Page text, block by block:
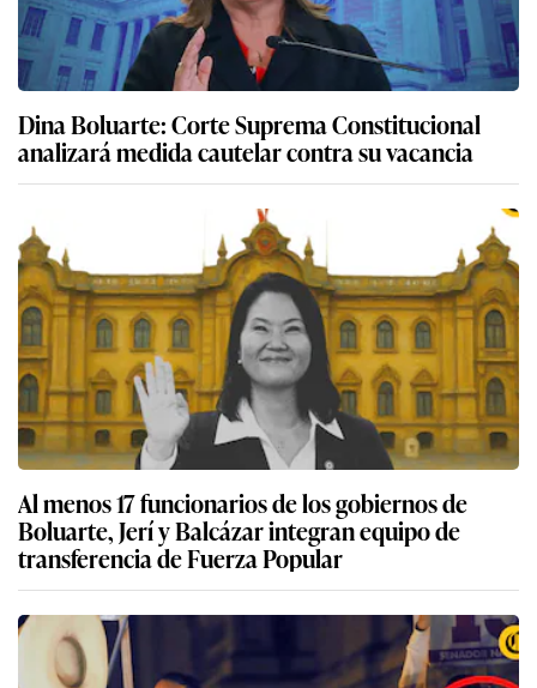
Dina Boluarte: Corte Suprema Constitucional
analizará medida cautelar contra su vacancia
Al menos 17 funcionarios de los gobiernos de
Boluarte, Jerí y Balcázar integran equipo de
transferencia de Fuerza Popular